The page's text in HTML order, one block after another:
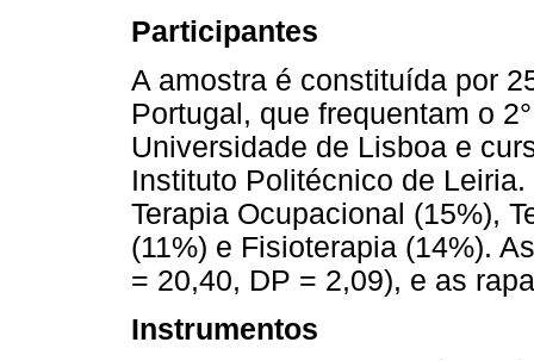
Participantes
A amostra é constituída por
Portugal, que frequentam o
Universidade de Lisboa e
Instituto Politécnico de
Terapia Ocupacional (15%),
(11%) e Fisioterapia (14%).
= 20,40, DP = 2,09), e as
Instrumentos